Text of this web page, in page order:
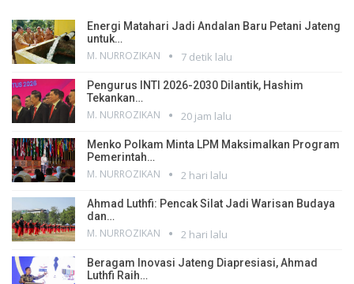
Energi Matahari Jadi Andalan Baru Petani Jateng
untuk…
M. NURROZIKAN 7 detik lalu
Pengurus INTI 2026-2030 Dilantik, Hashim
Tekankan…
M. NURROZIKAN 20 jam lalu
Menko Polkam Minta LPM Maksimalkan Program
Pemerintah…
M. NURROZIKAN 2 hari lalu
Ahmad Luthfi: Pencak Silat Jadi Warisan Budaya
dan…
M. NURROZIKAN 2 hari lalu
Beragam Inovasi Jateng Diapresiasi, Ahmad
Luthfi Raih…